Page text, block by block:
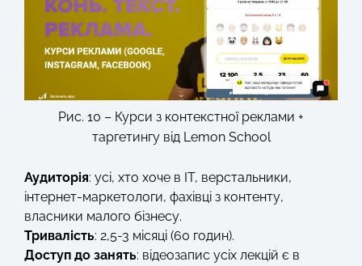
Рис. 10 – Курси з контекстної реклами +
таргетингу від Lemon School
Аудиторія: усі, хто хоче в IT, верстальники,
інтернет-маркетологи, фахівці з контенту,
власники малого бізнесу.
Тривалість: 2,5-3 місяці (60 годин).
Доступ до занять: відеозапис усіх лекцій є в